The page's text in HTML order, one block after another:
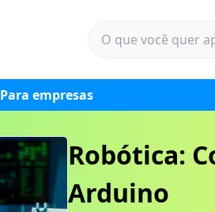
Para empresas
Robótica:
Arduino